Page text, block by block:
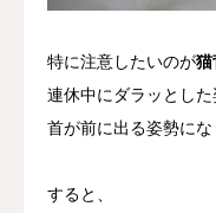
特に注意したいのが猫
連休中にダラッとした
首が前に出る姿勢にな
すると、